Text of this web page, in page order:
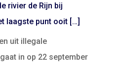
rivier de Rijn bij
laagste punt ooit […]
uit illegale
in op 22 september